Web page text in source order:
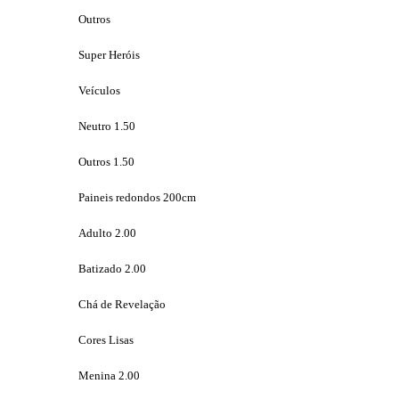
Outros
Super Heróis
Veículos
Neutro 1.50
Outros 1.50
Paineis redondos 200cm
Adulto 2.00
Batizado 2.00
Chá de Revelação
Cores Lisas
Menina 2.00